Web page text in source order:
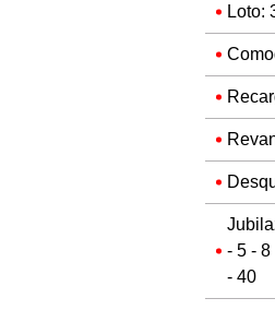
Loto:
- 5 -
- 40